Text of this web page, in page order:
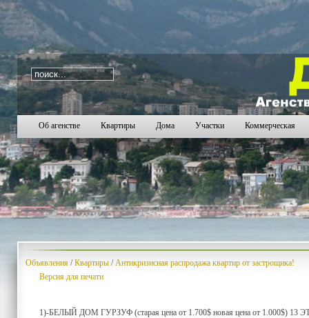
i=105
26462647 2648 2650 2651 2652
Об агенстве Квартиры Дома Участки Коммерческая
Объявления /Квартиры /Антикризисная распродажа квартир от застрощика!
Версия для печати
1)-БЕЛЫЙ ДОМ ГУРЗУФ (старая цена от 1.700$ новая цена от 1.000$) 13